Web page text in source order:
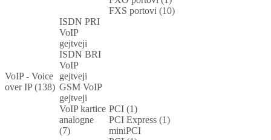
VoIP - Voice
over IP (138)
FXS portovi (10)
ISDN PRI
VoIP
gejtveji
ISDN BRI
VoIP
gejtveji
GSM VoIP
gejtveji
VoIP kartice
analogne
(7)
PCI (1)
PCI Express (1)
miniPCI